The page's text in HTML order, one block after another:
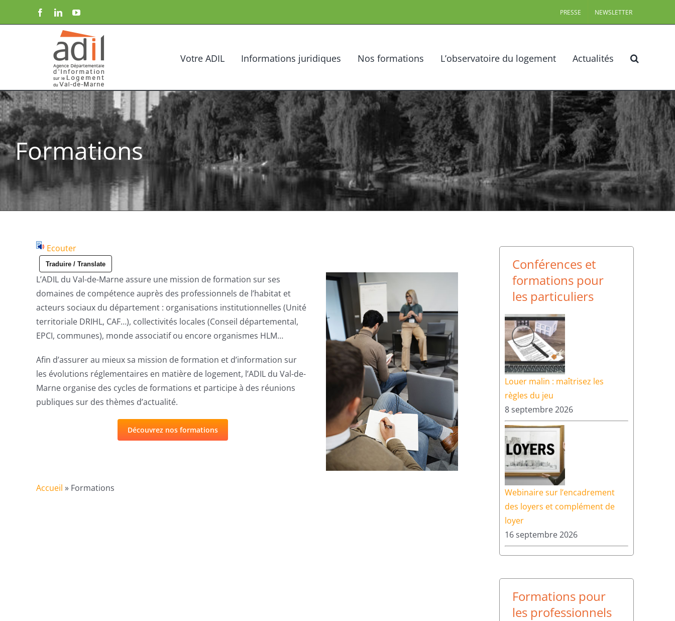
FacebookLinkedInYouTube PRESSE NEWSLETTER
Votre ADIL Informations juridiques Nos formations L’observatoire du logement Actualités
Formations
Ecouter
Traduire / Translate
L’ADIL du Val-de-Marne assure une mission de formation sur ses
domaines de compétence auprès des professionnels de l’habitat et
acteurs sociaux du département : organisations institutionnelles (Unité
territoriale DRIHL, CAF…), collectivités locales (Conseil départemental,
EPCI, communes), monde associatif ou encore organismes HLM…
Afin d’assurer au mieux sa mission de formation et d’information sur
les évolutions réglementaires en matière de logement, l’ADIL du Val-de-
Marne organise des cycles de formations et participe à des réunions
publiques sur des thèmes d’actualité.
Découvrez nos formations
Accueil » Formations
Conférences et
formations pour
les particuliers
Louer malin : maîtrisez les
règles du jeu
8 septembre 2026
Webinaire sur l’encadrement
des loyers et complément de
loyer
16 septembre 2026
Formations pour
les professionnels